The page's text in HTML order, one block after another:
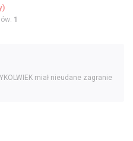
1
miał nieudane zagranie